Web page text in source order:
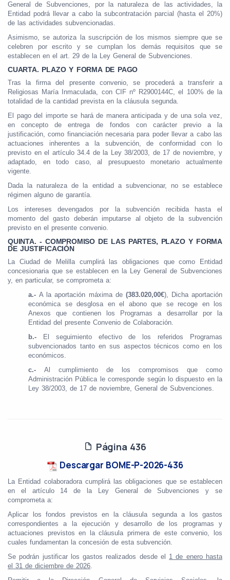
General de Subvenciones, por la naturaleza de las actividades, la
Entidad podrá llevar a cabo la subcontratación parcial (hasta el 20%)
de las actividades subvencionadas.
Asimismo, se autoriza la suscripción de los mismos siempre que se
celebren por escrito y se cumplan los demás requisitos que se
establecen en el art. 29 de la Ley General de Subvenciones.
CUARTA. PLAZO Y FORMA DE PAGO
Tras la firma del presente convenio, se procederá a transferir a
Religiosas María Inmaculada, con CIF nº R2900144C, el 100% de la
totalidad de la cantidad prevista en la cláusula segunda.
El pago del importe se hará de manera anticipada y de una sola vez,
en concepto de entrega de fondos con carácter previo a la
justificación, como financiación necesaria para poder llevar a cabo las
actuaciones inherentes a la subvención, de conformidad con lo
previsto en el artículo 34.4 de la Ley 38/2003, de 17 de noviembre, y
adaptado, en todo caso, al presupuesto monetario actualmente
vigente.
Dada la naturaleza de la entidad a subvencionar, no se establece
régimen alguno de garantía.
Los intereses devengados por la subvención recibida hasta el
momento del gasto deberán imputarse al objeto de la subvención
previsto en el presente convenio.
QUINTA. - COMPROMISO DE LAS PARTES, PLAZO Y FORMA
DE JUSTIFICACIÓN
La Ciudad de Melilla cumplirá las obligaciones que como Entidad
concesionaria que se establecen en la Ley General de Subvenciones
y, en particular, se comprometa a:
a.-A la aportación máxima de (383.020,00€), Dicha aportación
económica se desglosa en el abono que se recoge en los
Anexos que contienen los Programas a desarrollar por la
Entidad del presente Convenio de Colaboración.
b.-
El seguimiento efectivo de los referidos Programas
subvencionados tanto en sus aspectos técnicos como en los
económicos.
c.- Al cumplimiento de los compromisos que como
Administración Pública le corresponde según lo dispuesto en la
Ley 38/2003, de 17 de noviembre, General de Subvenciones.
Página 436
Descargar BOME-P-2026-436
La Entidad colaboradora cumplirá las obligaciones que se establecen
en el artículo 14 de la Ley General de Subvenciones y se
comprometa a:
Aplicar los fondos previstos en la cláusula segunda a los gastos
correspondientes a la ejecución y desarrollo de los programas y
actuaciones previstos en la cláusula primera de este convenio, los
cuales fundamentan la concesión de esta subvención.
Se podrán justificar los gastos realizados desde el 1 de enero hasta
el 31 de diciembre de 2026.